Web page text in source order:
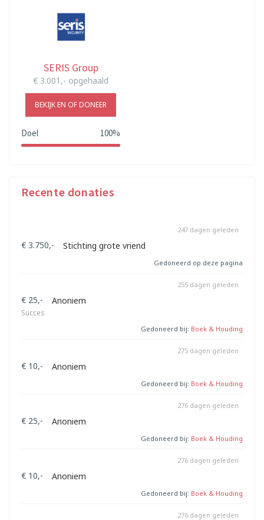
SERIS Group
€ 3.001,- opgehaald
BEKIJK EN OF DONEER
Doel 100%
100%
Recente donaties
€ 3.750,- Stichting grote vriend
247 dagen geleden
Gedoneerd op deze pagina
€ 25,- Anoniem
Succes
255 dagen geleden
Gedoneerd bij: Boek & Houding
€ 10,- Anoniem
275 dagen geleden
Gedoneerd bij: Boek & Houding
€ 25,- Anoniem
276 dagen geleden
Gedoneerd bij: Boek & Houding
€ 10,- Anoniem
276 dagen geleden
Gedoneerd bij: Boek & Houding
276 dagen geleden